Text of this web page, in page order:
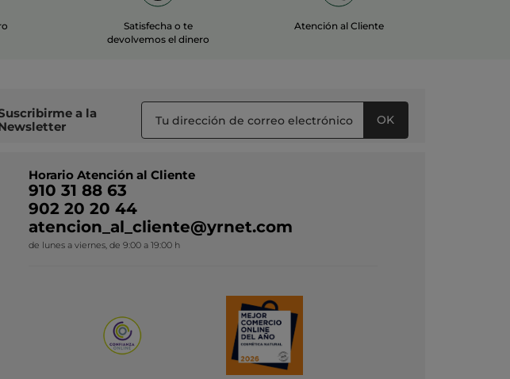
Satisfecha o te
devolvemos el dinero
Atención al Cliente
Suscribirme a la
OK
Horario Atención al Cliente
910 31 88 63
902 20 20 44
atencion_al_cliente@yrnet.com
de lunes a viernes, de 9:00 a 19:00 h